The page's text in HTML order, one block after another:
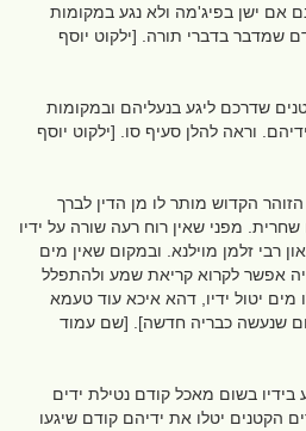
אם ישן בפיג'מה ולא נגע במקומות
שמדבר בדברי תורה. [ילקוט יוסף
שדרכם ליגע בנעליהם ובמקומות
וראה להלן סעיף סו. [ילקוט יוסף
הקדוש מותר לו מן הדין לברך
מפני שאין רוח רעה שורה על ידיו
רבי זלמן מוילנא. ובמקום שאין מים
אפשר לקרוא קריאת שמע ולהתפלל
מים יטול ידיו, דהא איכא עוד טעמא
שנעשה כבריה חדשה]. [שם עמוד
בשום מאכל קודם נטילת ידים
הקטנים יטלו את ידיהם קודם שיגעו